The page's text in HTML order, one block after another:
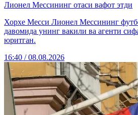
Лионел Мессининг отаси вафот этди
Хорхе Месси Лионел Мессининг
давомида унинг вакили ва агенти
юритган.
16:40 / 08.08.2026